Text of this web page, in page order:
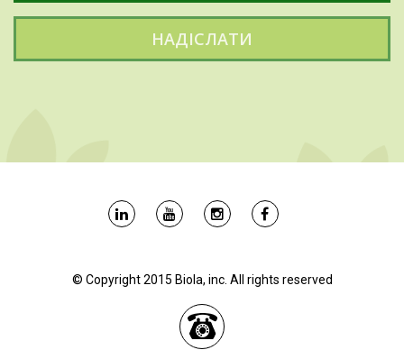
НАДІСЛАТИ
© Copyright 2015 Biola, inc. All rights reserved